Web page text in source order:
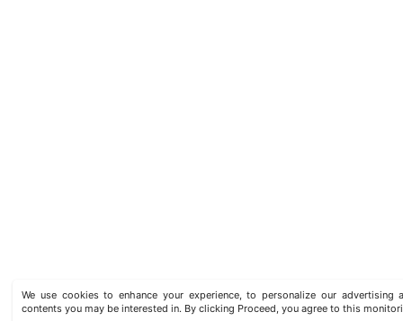
We use cookies to enhance your experience, to personalize our advertising
contents you may be interested in. By clicking Proceed, you agree to this